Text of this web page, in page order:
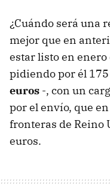
¿Cuándo será una
mejor que en
estar listo en
pidiendo por él
euros -, con un
por el envío, que
fronteras de Reino
euros.